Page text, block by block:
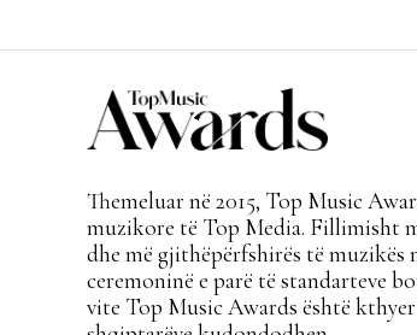
Themeluar në 2015, Top Music
muzikore të Top Media. Fillimisht
dhe më gjithëpërfshirës të muzikës
ceremoninë e parë të standarteve
vite Top Music Awards është